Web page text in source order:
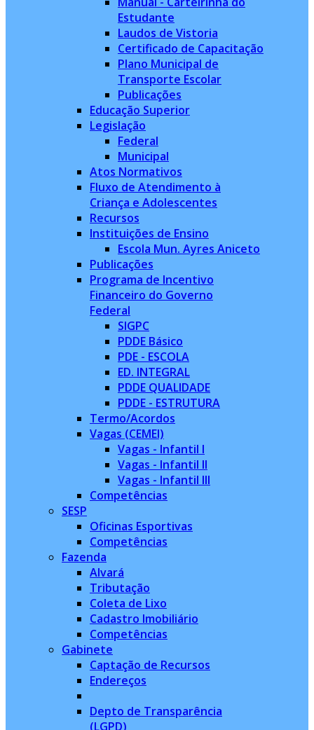
Estudante
Laudos de Vistoria
Certificado de Capacitação
Plano Municipal de
Transporte Escolar
Publicações
Educação Superior
Legislação
Federal
Municipal
Atos Normativos
Fluxo de Atendimento à
Criança e Adolescentes
Recursos
Instituições de Ensino
Escola Mun. Ayres Aniceto
Publicações
Programa de Incentivo
Financeiro do Governo
Federal
SIGPC
PDDE Básico
PDE - ESCOLA
ED. INTEGRAL
PDDE QUALIDADE
PDDE - ESTRUTURA
Termo/Acordos
Vagas (CEMEI)
Vagas - Infantil I
Vagas - Infantil II
Vagas - Infantil III
Competências
SESP
Oficinas Esportivas
Competências
Fazenda
Alvará
Tributação
Coleta de Lixo
Cadastro Imobiliário
Competências
Gabinete
Captação de Recursos
Endereços
Depto de Transparência
(LGPD)